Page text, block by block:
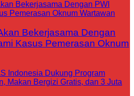
Bekerjasama Dengan
Kasus Pemerasan Oknum